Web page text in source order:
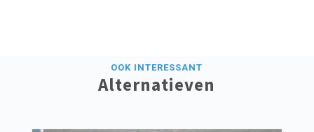
OOK INTERESSANT
Alternatieven